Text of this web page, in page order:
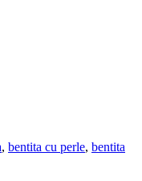
, bentita cu perle, bentita